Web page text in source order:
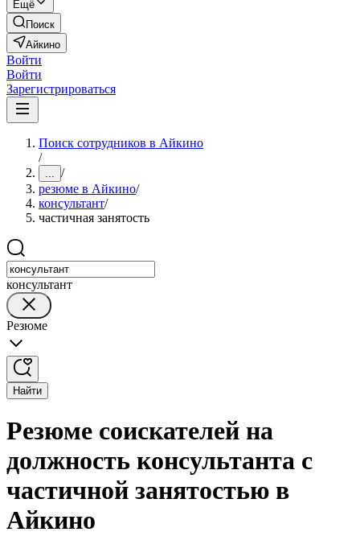
Ещё
Поиск
Айкино
Войти
Войти
Зарегистрироваться
Поиск сотрудников в Айкино
/
... /
резюме в Айкино/
консультант/
частичная занятость
консультант
Резюме
Найти
Резюме соискателей на
должность консультанта с
частичной занятостью в
Айкино